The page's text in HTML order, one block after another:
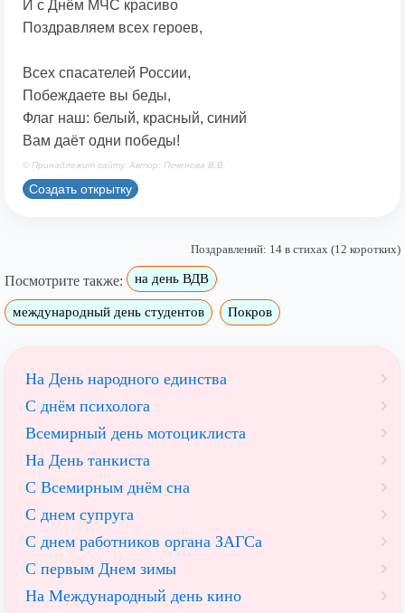
И с Днём МЧС красиво
Поздравляем всех героев,
Всех спасателей России,
Побеждаете вы беды,
Флаг наш: белый, красный, синий
Вам даёт одни победы!
© Принадлежит сайту. Автор: Печенова В.В.
Создать открытку
Поздравлений: 14 в стихах (12 коротких)
Посмотрите также: на день ВДВ
международный день студентов Покров
На День народного единства
С днём психолога
Всемирный день мотоциклиста
На День танкиста
С Всемирным днём сна
С днем супруга
С днем работников органа ЗАГСа
С первым Днем зимы
На Международный день кино